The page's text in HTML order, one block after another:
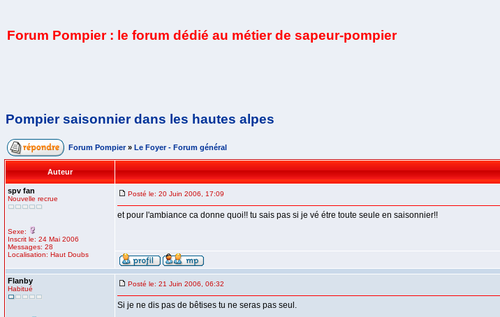
Forum Pompier : le forum dédié au métier de sapeur-pompier
Pompier saisonnier dans les hautes alpes
Forum Pompier » Le Foyer - Forum général
Auteur
spv fan
Nouvelle recrue
Sexe:
Inscrit le: 24 Mai 2006
Messages: 28
Localisation: Haut Doubs
Posté le: 20 Juin 2006, 17:09
et pour l'ambiance ca donne quoi!! tu sais pas si je vé étre toute seule en saisonnier!!
Flanby
Habitué
Posté le: 21 Juin 2006, 06:32
Si je ne dis pas de bêtises tu ne seras pas seul.